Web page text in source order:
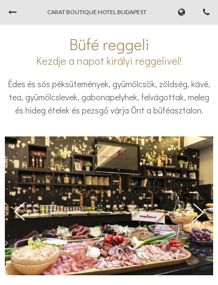
CARAT BOUTIQUE HOTEL BUDAPEST
Foglaljon most
BEJELENTKEZÉS KIJELENTKEZÉS
FELNŐTTEK
PROMO CODE
Büfé reggeli
Kezdje a napot királyi reggelivel!
Édes és sós péksütemények, gyümölcsök, zöldség, kávé,
tea, gyümölcslevek, gabonapelyhek, felvágottak, meleg
és hideg ételek és pezsgő várja Önt a büféasztalon.